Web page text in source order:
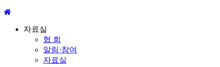
자료실
협 회
알림·참여
자료실